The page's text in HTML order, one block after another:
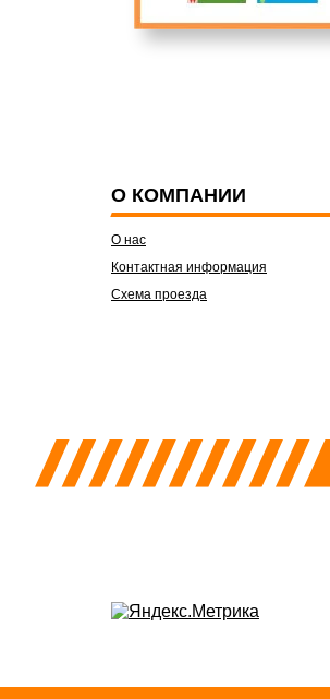
О КОМПАНИИ
О нас
Контактная информация
Схема проезда